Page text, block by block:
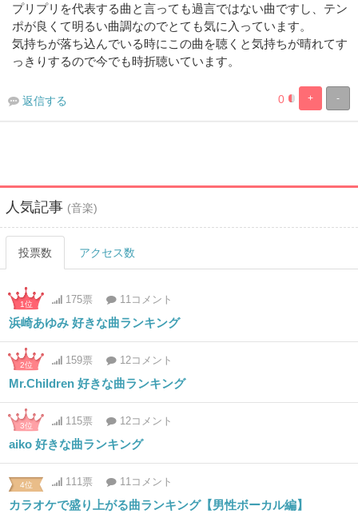
プリプリを代表する曲と言っても過言ではない曲ですし、テン
ポが良くて明るい曲調なのでとても気に入っています。
気持ちが落ち込んでいる時にこの曲を聴くと気持ちが晴れてす
っきりするので今でも時折聴いています。
-
+
0%100%
0
返信する
人気記事 (音楽)
投票数 アクセス数
1位 175票 11コメント
浜崎あゆみ 好きな曲ランキング
2位 159票 12コメント
Mr.Children 好きな曲ランキング
3位 115票 12コメント
aiko 好きな曲ランキング
4位 111票 11コメント
カラオケで盛り上がる曲ランキング【男性ボーカル編】